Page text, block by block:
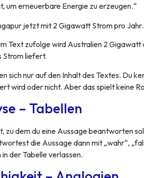
um erneuerbare Energie zu erzeugen.“
jetzt mit 2 Gigawatt Strom pro Jahr.
Text zufolge wird Australien 2 Gigawatt
Strom liefert.
sich nur auf den Inhalt des Textes. Du
wird oder nicht. Aber das spielt keine
– Tabellen
zu dem du eine Aussage beantworten
die Aussage dann mit „wahr“,
der Tabelle verlassen.